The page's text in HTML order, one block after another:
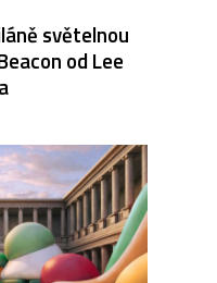
světelnou
od Lee